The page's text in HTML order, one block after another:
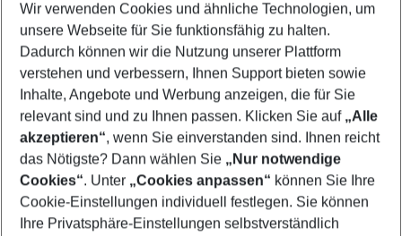
Select your date range
08/08/26–06/08/27 5-8 nights
Who will travel
2 adults No children
Show more filter
Wir verwenden Cookies und ähnliche Technologien, um
unsere Webseite für Sie funktionsfähig zu halten.
Dadurch können wir die Nutzung unserer Plattform
verstehen und verbessern, Ihnen Support bieten sowie
Inhalte, Angebote und Werbung anzeigen, die für Sie
relevant sind und zu Ihnen passen. Klicken Sie auf „Alle
akzeptieren“, wenn Sie einverstanden sind. Ihnen reicht
das Nötigste? Dann wählen Sie „Nur notwendige
Cookies“. Unter „Cookies anpassen“ können Sie Ihre
Cookie-Einstellungen individuell festlegen. Sie können
Ihre Privatsphäre-Einstellungen selbstverständlich